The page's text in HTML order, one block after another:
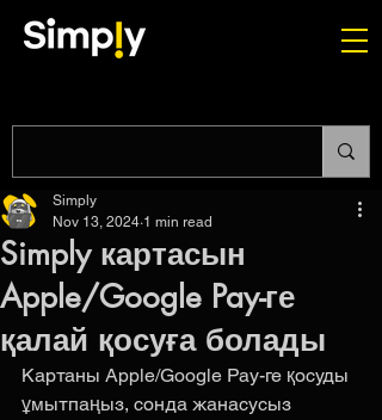
Simply картасын
Apple/Google Pay-ге
қалай қосуға болады
Simply
Nov 13, 2024 1 min read
Картаны Apple/Google Pay-ге қосуды
ұмытпаңыз, сонда жанасусыз